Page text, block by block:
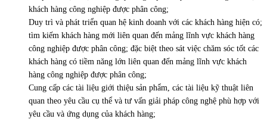
khách hàng công nghiệp được phân công;
Duy trì và phát triển quan hệ kinh doanh với các khách hàng hiện có;
tìm kiếm khách hàng mới liên quan đến mảng lĩnh vực khách hàng
công nghiệp được phân công; đặc biệt theo sát việc chăm sóc tốt các
khách hàng có tiềm năng lớn liên quan đến mảng lĩnh vực khách
hàng công nghiệp được phân công;
Cung cấp các tài liệu giới thiệu sản phẩm, các tài liệu kỹ thuật liên
quan theo yêu cầu cụ thể và tư vấn giải pháp công nghệ phù hợp với
yêu cầu và ứng dụng của khách hàng;